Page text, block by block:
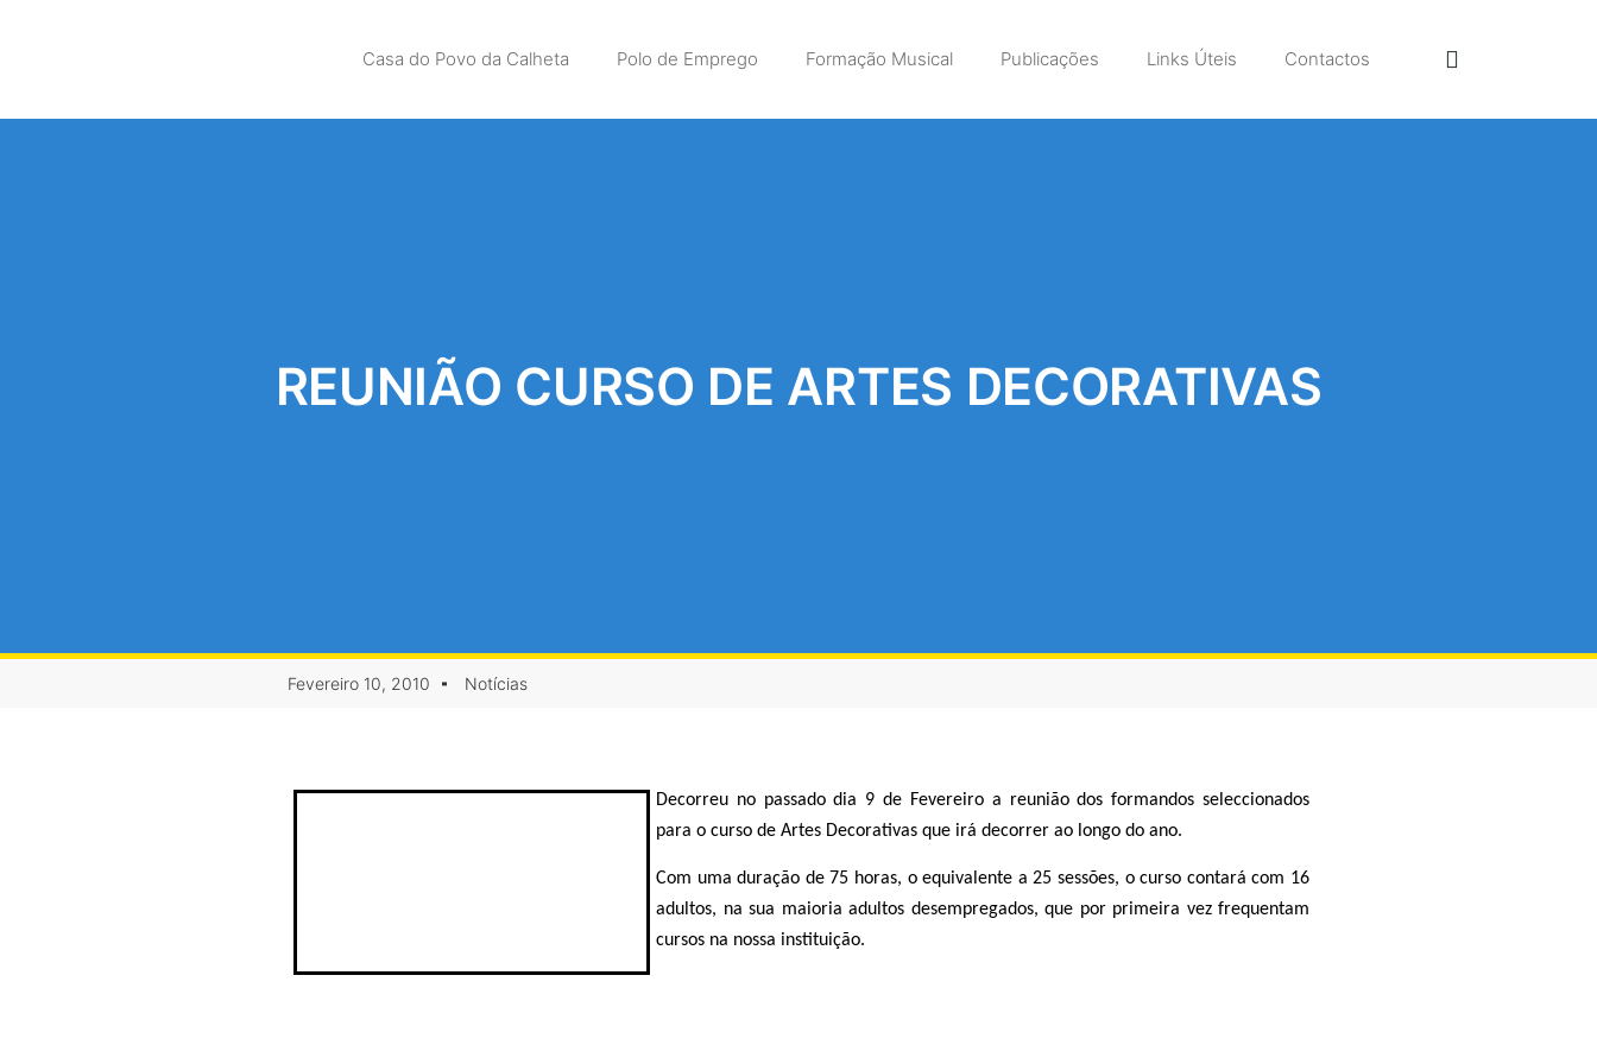
Casa do Povo da Calheta Polo de Emprego Formação Musical Publicações Links Úteis Contactos
REUNIÃO CURSO DE ARTES DECORATIVAS
Fevereiro 10, 2010 Notícias
Decorreu no passado dia 9 de Fevereiro a reunião dos formandos seleccionados
para o curso de Artes Decorativas que irá decorrer ao longo do ano.
Com uma duração de 75 horas, o equivalente a 25 sessões, o curso contará com 16
adultos, na sua maioria adultos desempregados, que por primeira vez frequentam
cursos na nossa instituição.